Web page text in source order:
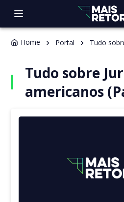
Home Portal Tudo
Tudo sobre
americanos